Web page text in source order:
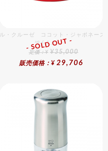
ル・クルーゼ ココット・ジャポネー
総合ﾗﾝｷﾝｸﾞ
定価：¥ ¥35,000
販売価格：¥ 29,706
- SOLD OUT -